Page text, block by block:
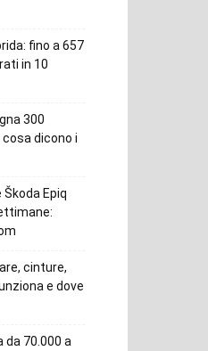
fino a 657
in 10
300
cosa dicono i
Škoda Epiq
cinture,
e dove
da 70.000 a